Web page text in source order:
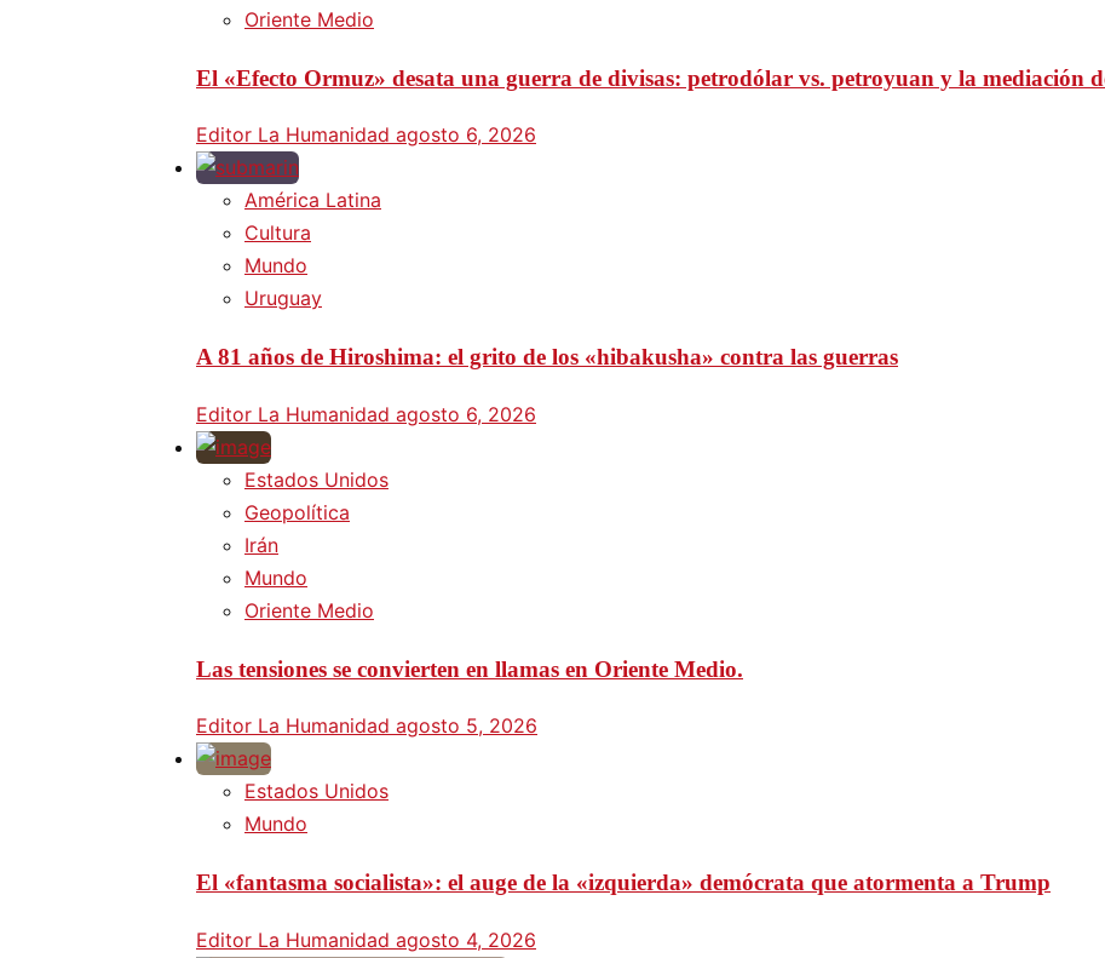
Oriente Medio
El «Efecto Ormuz» desata una guerra de divisas: petrodólar vs. petroyuan y la mediación
Editor La Humanidad agosto 6, 2026
América Latina
Cultura
Mundo
Uruguay
A 81 años de Hiroshima: el grito de los «hibakusha» contra las guerras
Editor La Humanidad agosto 6, 2026
Estados Unidos
Geopolítica
Irán
Mundo
Oriente Medio
Las tensiones se convierten en llamas en Oriente Medio.
Editor La Humanidad agosto 5, 2026
Estados Unidos
Mundo
El «fantasma socialista»: el auge de la «izquierda» demócrata que atormenta a Trump
Editor La Humanidad agosto 4, 2026